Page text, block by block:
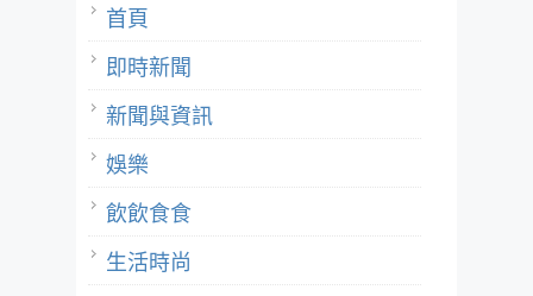
首頁
即時新聞
新聞與資訊
娛樂
飲飲食食
生活時尚